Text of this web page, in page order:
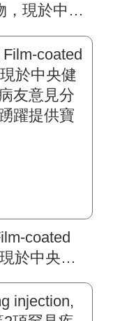
，現於中央
踴躍提供
coated
於中央健
躍提供寶